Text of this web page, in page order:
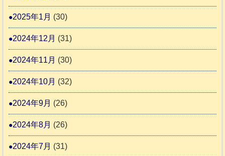
2025年1月 (30)
2024年12月 (31)
2024年11月 (30)
2024年10月 (32)
2024年9月 (26)
2024年8月 (26)
2024年7月 (31)